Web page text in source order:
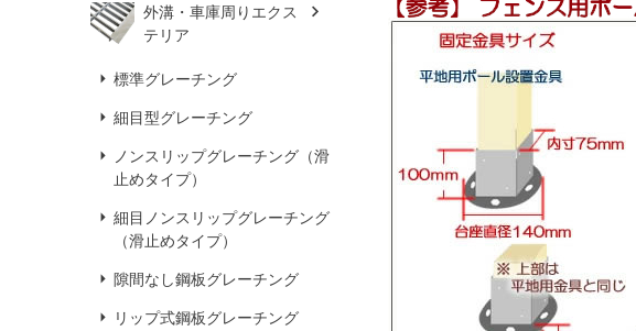
外溝・車庫周りエクス
テリア
標準グレーチング
細目型グレーチング
ノンスリップグレーチング（滑
止めタイプ）
細目ノンスリップグレーチング
（滑止めタイプ）
隙間なし鋼板グレーチング
リップ式鋼板グレーチング